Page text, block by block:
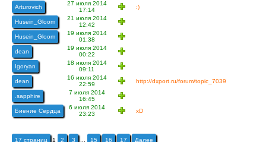
Arturovich
27 июля 2014
17:14
:)
Husein_Gloom
21 июля 2014
12:42
Husein_Gloom
19 июля 2014
01:38
dean
19 июля 2014
00:22
Igoryan
18 июля 2014
09:11
dean
16 июля 2014
22:59
http://dxport.ru/forum/topic_7039
.sapphire
7 июля 2014
16:45
Биение Сердца
6 июля 2014
23:23
xD
17 страниц 1 2 3 15 16 17 Далее